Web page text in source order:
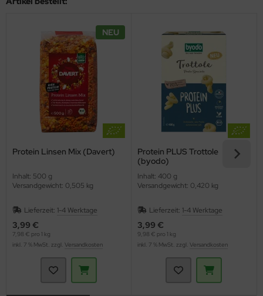
NEU
Protein Linsen Mix (Davert)
Inhalt: 500 g
Versandgewicht: 0,505 kg
Lieferzeit: 1-4 Werktage
3,99 €
7,98 € pro 1 kg
inkl. 7 % MwSt. zzgl. Versandkosten
Protein PLUS Trottole
(byodo)
Inhalt: 400 g
Versandgewicht: 0,420 kg
Lieferzeit: 1-4 Werktage
3,99 €
9,98 € pro 1 kg
inkl. 7 % MwSt. zzgl. Versandkosten